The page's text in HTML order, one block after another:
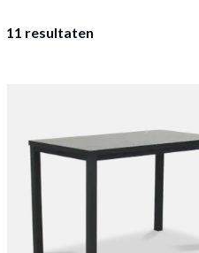
11 resultaten